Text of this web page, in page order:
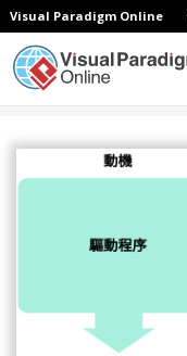
Visual Paradigm Online